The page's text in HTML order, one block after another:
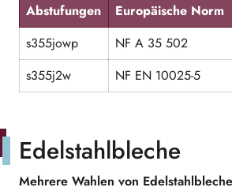
Abstufungen Europäische Norm
s355jowp NF A 35 502
s355j2w
NF EN 10025-5
Mehrere Wahlen von
Edelstahlbleche